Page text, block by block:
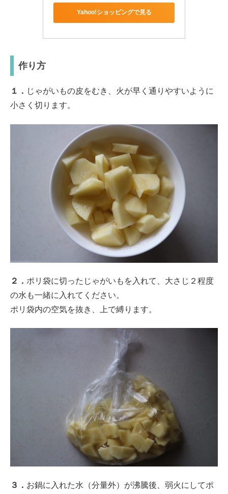
Yahoo!ショッピングで見る
作り方
１． じゃがいもの皮をむき、火が早く通りやすいように
小さく切ります。
２． ポリ袋に切ったじゃがいもを入れて、大さじ２程度
の水も一緒に入れてください。
ポリ袋内の空気を抜き、上で縛ります。
３． お鍋に入れた水（分量外）が沸騰後、弱火にしてポ